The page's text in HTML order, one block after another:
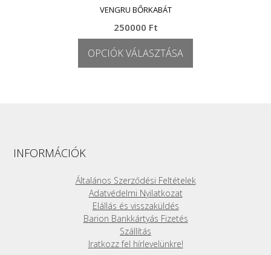
VENGRU BŐRKABÁT
250000 Ft
OPCIÓK VÁLASZTÁSA
a
termékoldalon
választhatók
ki
INFORMÁCIÓK
Általános Szerződési Feltételek
Adatvédelmi Nyilatkozat
Elállás és visszaküldés
Barion Bankkártyás Fizetés
Szállítás
Iratkozz fel hírlevelünkre!